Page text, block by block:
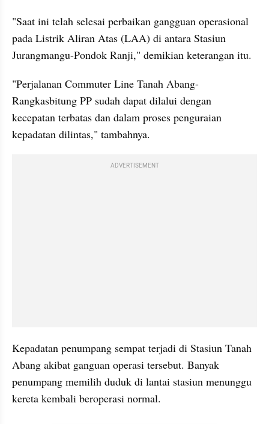
"Saat ini telah selesai perbaikan gangguan operasional
pada Listrik Aliran Atas (LAA) di antara Stasiun
Jurangmangu-Pondok Ranji," demikian keterangan itu.
"Perjalanan Commuter Line Tanah Abang-
Rangkasbitung PP sudah dapat dilalui dengan
kecepatan terbatas dan dalam proses penguraian
kepadatan dilintas," tambahnya.
ADVERTISEMENT
Kepadatan penumpang sempat terjadi di Stasiun Tanah
Abang akibat ganguan operasi tersebut. Banyak
penumpang memilih duduk di lantai stasiun menunggu
kereta kembali beroperasi normal.